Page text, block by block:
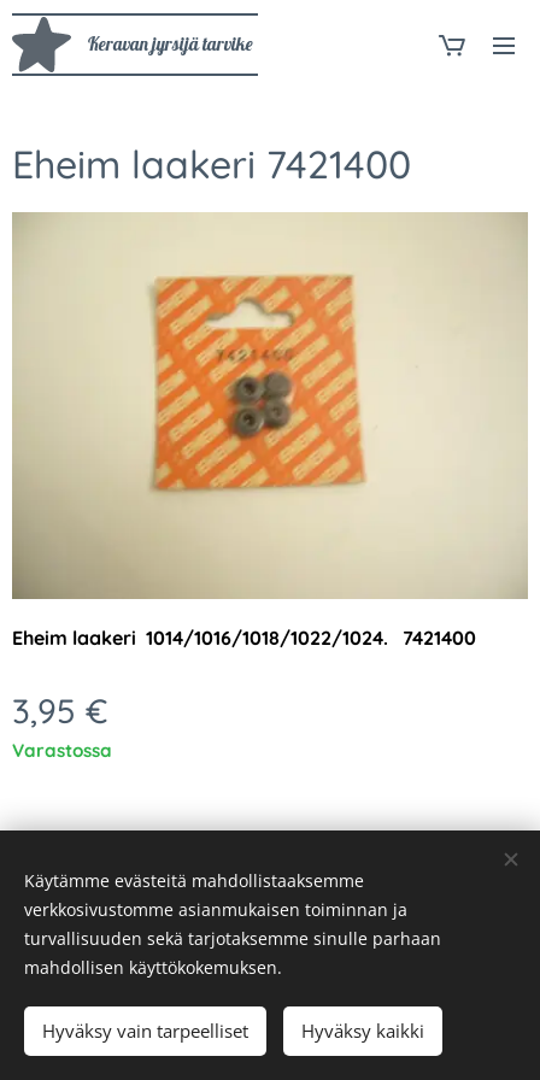
Keravan jyrsijä tarvike
Eheim laakeri 7421400
Eheim laakeri 1014/1016/1018/1022/1024. 7421400
3,95 €
Varastossa
Lisää ostoskoriin
Evästeet
Käytämme evästeitä mahdollistaaksemme
verkkosivustomme asianmukaisen toiminnan ja
turvallisuuden sekä tarjotaksemme sinulle parhaan
mahdollisen käyttökokemuksen.
Hyväksy vain tarpeelliset Hyväksy kaikki